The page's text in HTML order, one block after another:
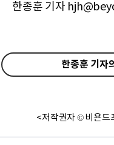
한종훈 기자
한종훈 기자
<저작권자 © 비욘드